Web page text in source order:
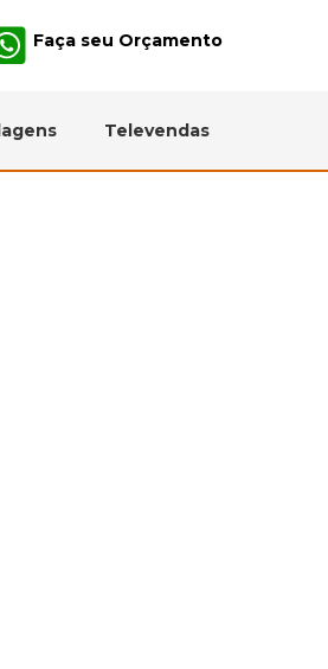
Faça seu Orçamento
Televendas